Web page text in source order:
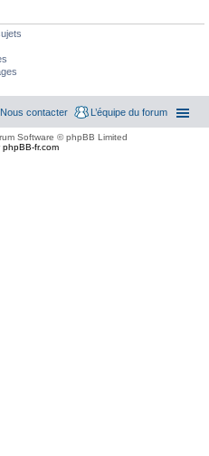
L’équipe du forum
Nous contacter
Software © phpBB Limited
phpBB-fr.com